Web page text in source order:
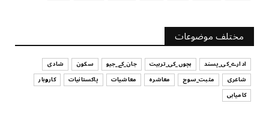
آپ کا فیصلہ کرنے کا انداز
July 29, 2026
مختلف موضوعات
ادارے_کی_پسند بچوں_کی_تربیت جان_کے_جیو سکون
شادی
شاعری
مثبت_سوچ معاشرہ معاشیات پاکستانیات
کاروبار
کامیابی